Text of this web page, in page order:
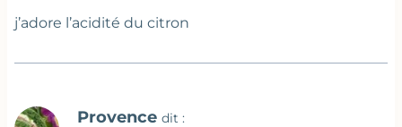
j’adore l’acidité du citron
Provence dit :